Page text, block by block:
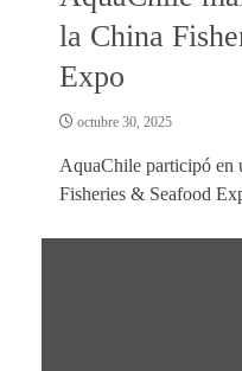
la China
Expo
octubre 30, 2025
AquaChile participó en
Fisheries & Seafood